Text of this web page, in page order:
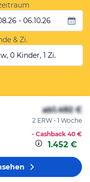
- 06.10.26
& Zi.
0 Kinder, 1 Zi.
ab1.492 €
2 ERW • 1 Woche
- Cashback 40 €
1.452 €